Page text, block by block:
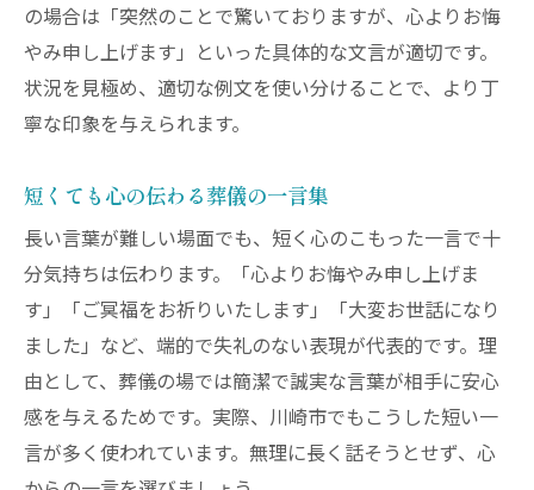
の場合は「突然のことで驚いておりますが、心よりお悔
やみ申し上げます」といった具体的な文言が適切です。
状況を見極め、適切な例文を使い分けることで、より丁
寧な印象を与えられます。
短くても心の伝わる葬儀の一言集
長い言葉が難しい場面でも、短く心のこもった一言で十
分気持ちは伝わります。「心よりお悔やみ申し上げま
す」「ご冥福をお祈りいたします」「大変お世話になり
ました」など、端的で失礼のない表現が代表的です。理
由として、葬儀の場では簡潔で誠実な言葉が相手に安心
感を与えるためです。実際、川崎市でもこうした短い一
言が多く使われています。無理に長く話そうとせず、心